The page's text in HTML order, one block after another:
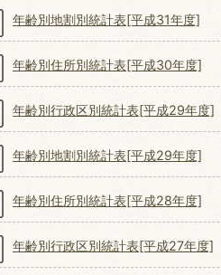
年齢別地割別統計表[平成31年度]
年齢別住所別統計表[平成30年度]
年齢別行政区別統計表[平成29年度]
年齢別地割別統計表[平成29年度]
年齢別住所別統計表[平成28年度]
年齢別行政区別統計表[平成27年度]